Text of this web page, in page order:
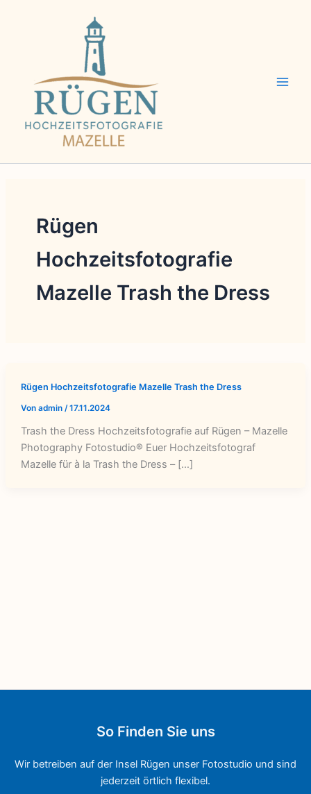
Rügen
Hochzeitsfotografie
Mazelle Trash the Dress
Rügen Hochzeitsfotografie Mazelle Trash the Dress
Von admin /17.11.2024
Trash the Dress Hochzeitsfotografie auf Rügen – Mazelle
Photography Fotostudio® Euer Hochzeitsfotograf
Mazelle für à la Trash the Dress – […]
So Finden Sie uns
Wir betreiben auf der Insel Rügen unser Fotostudio und sind
jederzeit örtlich flexibel.